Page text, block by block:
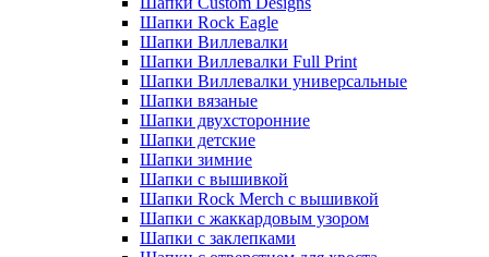
Шапки Rock Eagle
Шапки Виллевалки
Шапки Виллевалки Full Print
Шапки Виллевалки универсальные
Шапки вязаные
Шапки двухсторонние
Шапки детские
Шапки зимние
Шапки с вышивкой
Шапки Rock Merch с вышивкой
Шапки с жаккардовым узором
Шапки с заклепками